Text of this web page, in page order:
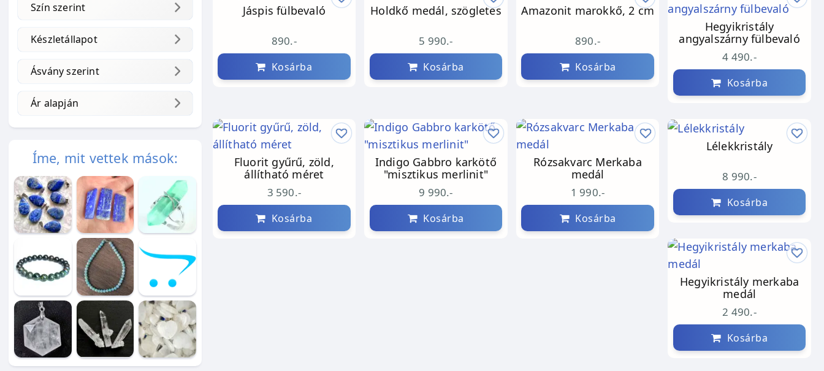
Szín szerint
Készletállapot
Ásvány szerint
Ár alapján
Íme, mit vettek mások:
Jáspis fülbevaló
890.-
Kosárba
Holdkő medál, szögletes
5 990.-
Kosárba
Amazonit marokkő, 2 cm
890.-
Kosárba
Hegyikristály
angyalszárny fülbevaló
4 490.-
Kosárba
Fluorit gyűrű, zöld,
állítható méret
3 590.-
Kosárba
Indigo Gabbro karkötő
"misztikus merlinit"
9 990.-
Kosárba
Rózsakvarc Merkaba
medál
1 990.-
Kosárba
Lélekkristály
8 990.-
Kosárba
Hegyikristály merkaba
medál
2 490.-
Kosárba